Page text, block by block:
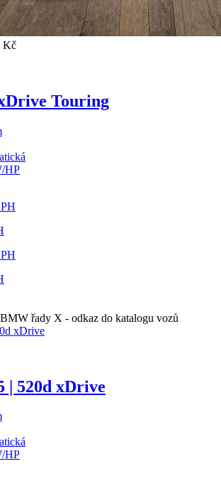
Kč
Touring
HP
| 520d xDrive
HP